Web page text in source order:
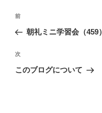
投
ナ
ビ
ゲ
前
の
稿
前
朝礼ミニ学習会（459）
次
の
次
このブログについて